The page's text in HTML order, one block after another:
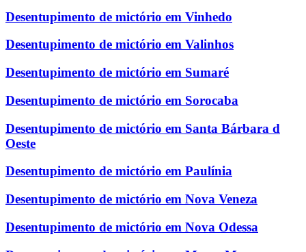
Desentupimento de mictório em Vinhedo
Desentupimento de mictório em Valinhos
Desentupimento de mictório em Sumaré
Desentupimento de mictório em Sorocaba
Desentupimento de mictório em Santa Bárbara d
Oeste
Desentupimento de mictório em Paulínia
Desentupimento de mictório em Nova Veneza
Desentupimento de mictório em Nova Odessa